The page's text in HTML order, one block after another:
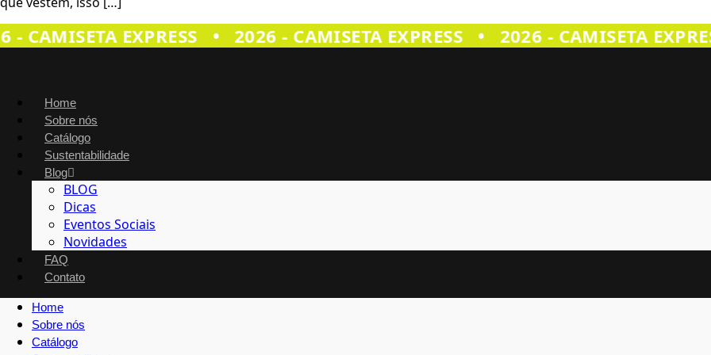
CAMISETA EXPRESS • 2026 - CAMISETA EXPRESS • 2026 - CAMISETA EXPRESS
Home
Sobre nós
Catálogo
Sustentabilidade
Blog
BLOG
Dicas
Eventos Sociais
Novidades
FAQ
Contato
Home
Sobre nós
Catálogo